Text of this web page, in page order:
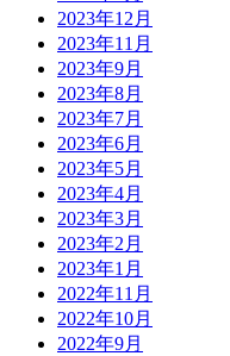
2023年12月
2023年11月
2023年9月
2023年8月
2023年7月
2023年6月
2023年5月
2023年4月
2023年3月
2023年2月
2023年1月
2022年11月
2022年10月
2022年9月